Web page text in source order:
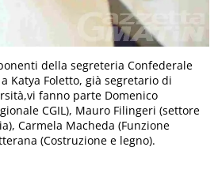
della segreteria Confederale
a Katya Foletto, già segretario di
fanno parte Domenico
CGIL), Mauro Filingeri (settore
Carmela Macheda (Funzione
(Costruzione e legno).